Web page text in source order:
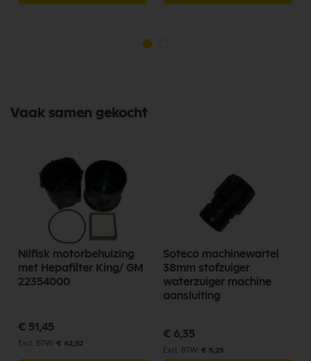
Vaak samen gekocht
Nilfisk motorbehuizing
met Hepafilter King/ GM
22354000
€ 51,45
€ 42,52
Soteco machinewartel
38mm stofzuiger
waterzuiger machine
aansluiting
€ 6,35
€ 5,25